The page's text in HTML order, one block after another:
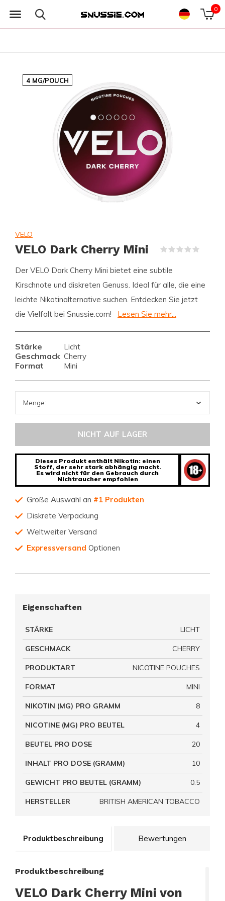
0
4 MG/POUCH
VELO
VELO Dark Cherry Mini
Der VELO Dark Cherry Mini bietet eine subtile
Kirschnote und diskreten Genuss. Ideal für alle, die eine
leichte Nikotinalternative suchen. Entdecken Sie jetzt
die Vielfalt bei Snussie.com!
Lesen Sie mehr...
Stärke Licht
Geschmack Cherry
Format Mini
NICHT AUF LAGER
Dieses Produkt enthält Nikotin: einen
Stoff, der sehr stark abhängig macht.
Es wird nicht für den Gebrauch durch
Nichtraucher empfohlen
Große Auswahl an #1 Produkten
Diskrete Verpackung
Weltweiter Versand
Expressversand Optionen
Produktbeschreibung Bewertungen
Produktbeschreibung
VELO Dark Cherry Mini von
Eigenschaften
STÄRKE LICHT
GESCHMACK CHERRY
PRODUKTART NICOTINE POUCHES
FORMAT MINI
NIKOTIN (MG) PRO GRAMM 8
NICOTINE (MG) PRO BEUTEL 4
BEUTEL PRO DOSE 20
INHALT PRO DOSE (GRAMM) 10
GEWICHT PRO BEUTEL (GRAMM) 0.5
HERSTELLER BRITISH AMERICAN TOBACCO